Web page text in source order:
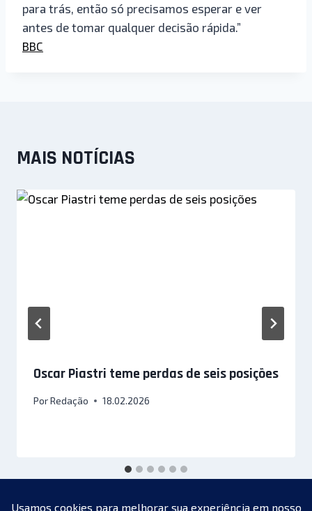
para trás, então só precisamos esperar e ver
antes de tomar qualquer decisão rápida.”
BBC
MAIS NOTÍCIAS
Oscar Piastri teme perdas de seis posições
PorRedação 18.02.2026